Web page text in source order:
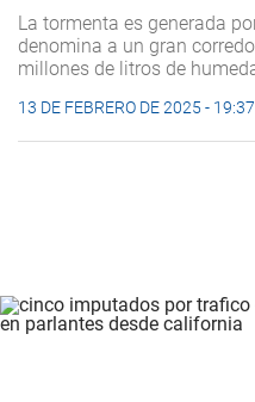
La tormenta es generada
denomina a un gran
millones de litros de
13 DE FEBRERO DE 2025 - 19:37